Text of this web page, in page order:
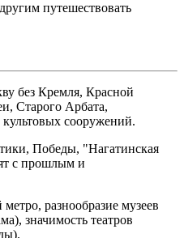
путешествовать
без Кремля, Красной
Старого Арбата,
сооружений.
Победы, "Нагатинская
с прошлым и
разнообразие музеев
значимость театров